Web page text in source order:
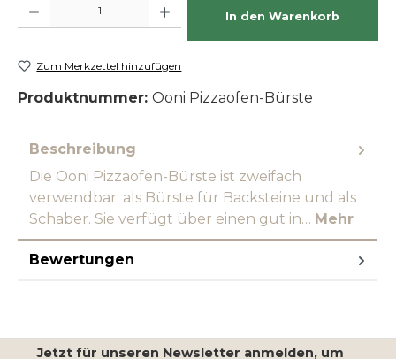
In den Warenkorb
Zum Merkzettel hinzufügen
Produktnummer: Ooni Pizzaofen-Bürste
Beschreibung
Die Ooni Pizzaofen-Bürste ist zweifach
verwendbar: als Bürste für Backsteine und als
Schaber. Sie verfügt über einen gut in… Mehr
Bewertungen
Jetzt für unseren Newsletter anmelden, um